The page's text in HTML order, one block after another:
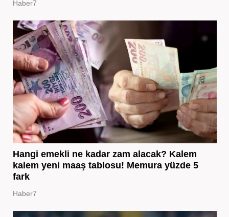
Haber7
Hangi emekli ne kadar zam alacak? Kalem
kalem yeni maaş tablosu! Memura yüzde 5
fark
Haber7